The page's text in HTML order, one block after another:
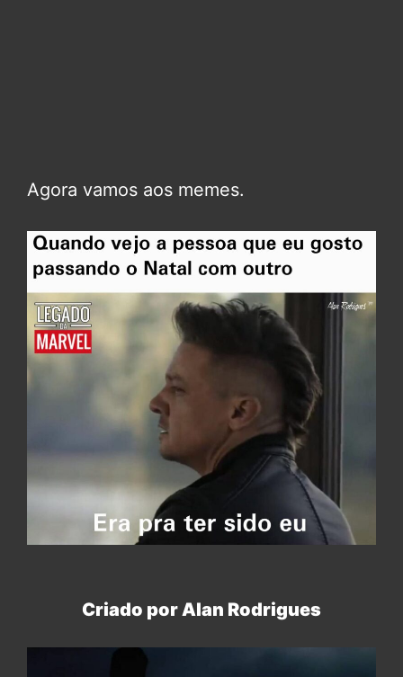
Agora vamos aos memes.
Criado por Alan Rodrigues